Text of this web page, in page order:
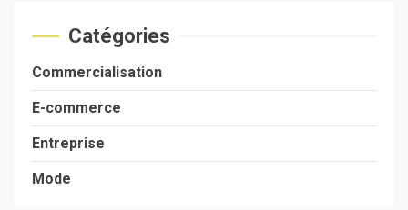
Catégories
Commercialisation
E-commerce
Entreprise
Mode